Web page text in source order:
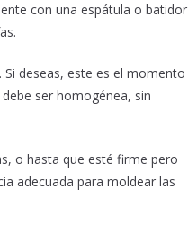
con una espátula o batidor
deseas, este es el momento
ser homogénea, sin
o hasta que esté firme pero
adecuada para moldear las